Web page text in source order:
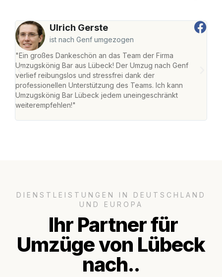
Ulrich Gerste
ist nach Genf umgezogen
"Ein großes Dankeschön an das Team der Firma
Umzugskönig Bar aus Lübeck! Der Umzug nach Genf
verlief reibungslos und stressfrei dank der
professionellen Unterstützung des Teams. Ich kann
Umzugskönig Bar Lübeck jedem uneingeschränkt
weiterempfehlen!"
DIENSTLEISTUNGEN IN DEUTSCHLAND
UND EUROPA
Ihr Partner für
Umzüge von Lübeck
nach..